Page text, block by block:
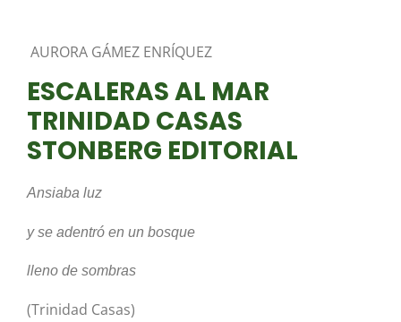
AURORA GÁMEZ ENRÍQUEZ
ESCALERAS AL MAR
TRINIDAD CASAS
STONBERG EDITORIAL
Ansiaba luz
y se adentró en un bosque
lleno de sombras
(Trinidad Casas)